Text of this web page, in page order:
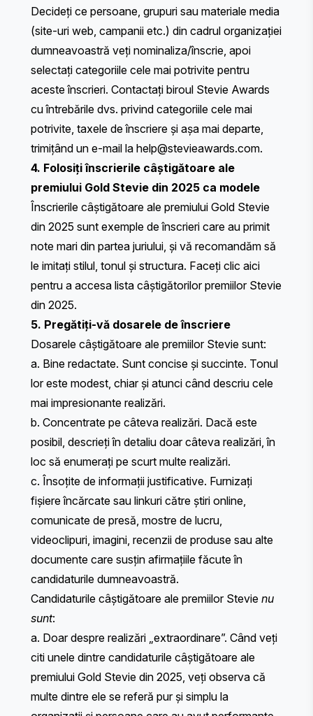
Decideți ce persoane, grupuri sau materiale media
(site-uri web, campanii etc.) din cadrul organizației
dumneavoastră veți nominaliza/înscrie, apoi
selectați categoriile cele mai potrivite pentru
aceste înscrieri. Contactați biroul Stevie Awards
cu întrebările dvs. privind categoriile cele mai
potrivite, taxele de înscriere și așa mai departe,
trimițând un e-mail la help@stevieawards.com.
4. Folosiți înscrierile câștigătoare ale
premiului Gold Stevie din 2025 ca modele
Înscrierile câștigătoare ale premiului Gold Stevie
din 2025 sunt exemple de înscrieri care au primit
note mari din partea juriului, și vă recomandăm să
le imitați stilul, tonul și structura. Faceți clic aici
pentru a accesa lista câștigătorilor premiilor Stevie
din 2025.
5. Pregătiți-vă dosarele de înscriere
Dosarele câștigătoare ale premiilor Stevie sunt:
a. Bine redactate. Sunt concise și succinte. Tonul
lor este modest, chiar și atunci când descriu cele
mai impresionante realizări.
b. Concentrate pe câteva realizări. Dacă este
posibil, descrieți în detaliu doar câteva realizări, în
loc să enumerați pe scurt multe realizări.
c. Însoțite de informații justificative. Furnizați
fișiere încărcate sau linkuri către știri online,
comunicate de presă, mostre de lucru,
videoclipuri, imagini, recenzii de produse sau alte
documente care susțin afirmațiile făcute în
candidaturile dumneavoastră.
Candidaturile câștigătoare ale premiilor Stevie nu
sunt:
a. Doar despre realizări „extraordinare”. Când veți
citi unele dintre candidaturile câștigătoare ale
premiului Gold Stevie din 2025, veți observa că
multe dintre ele se referă pur și simplu la